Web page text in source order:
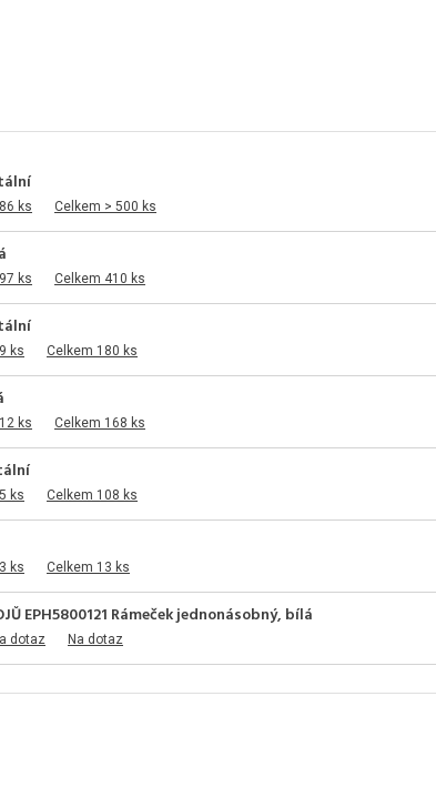
ks Celkem > 500 ks
ks Celkem 410 ks
ks Celkem 180 ks
ks Celkem 168 ks
ks Celkem 108 ks
ks Celkem 13 ks
EPH5800121 Rámeček jednonásobný, bílá
dotaz Na dotaz